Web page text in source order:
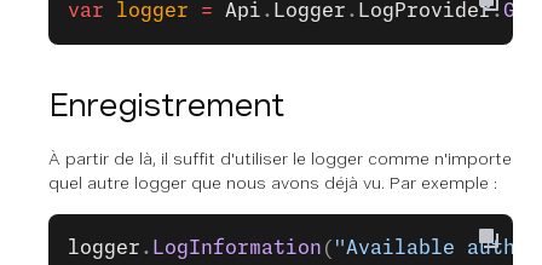
var logger = Api . Logger . LogProvider.
Enregistrement
À partir de là, il suffit d'utiliser le logger comme n'importe
quel autre logger que nous avons déjà vu. Par exemple :
logger . LogInformation ( "Available